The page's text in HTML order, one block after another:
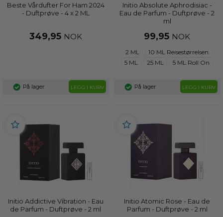
Beste Vårdufter For Ham 2024
- Duftprøve - 4 x 2 ML
349,95 NOK
På lager LEGG I KURV
Initio Absolute Aphrodisiac -
Eau de Parfum - Duftprøve - 2
ml
99,95 NOK
2 ML
10 ML Reisestørrelsen
5 ML
25 ML 5 ML Roll On
På lager LEGG I KURV
Initio Addictive Vibration - Eau
de Parfum - Duftprøve - 2 ml
Initio Atomic Rose - Eau de
Parfum - Duftprøve - 2 ml